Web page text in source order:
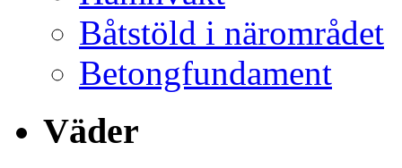
Båtstöld i närområdet
Betongfundament
Väder